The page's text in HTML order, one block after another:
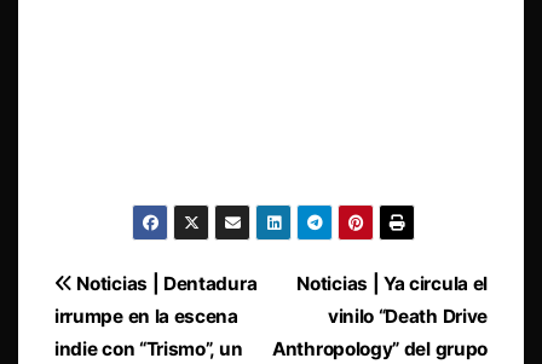
Navegación
de
Noticias | Ya circula el
vinilo “Death Drive
Anthropology” del grupo
Noticias | Dentadura
irrumpe en la escena
indie con “Trismo”, un